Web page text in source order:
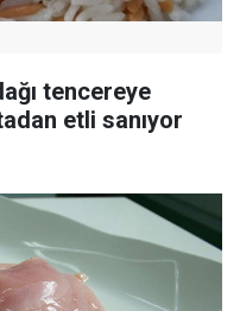
tencereye
etli sanıyor